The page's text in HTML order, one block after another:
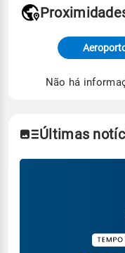
Fonte: dados
meteorológicas
de Tempo e
Não há
Últimas